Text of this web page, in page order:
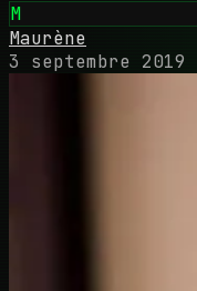
M
Maurène
3 septembre 2019